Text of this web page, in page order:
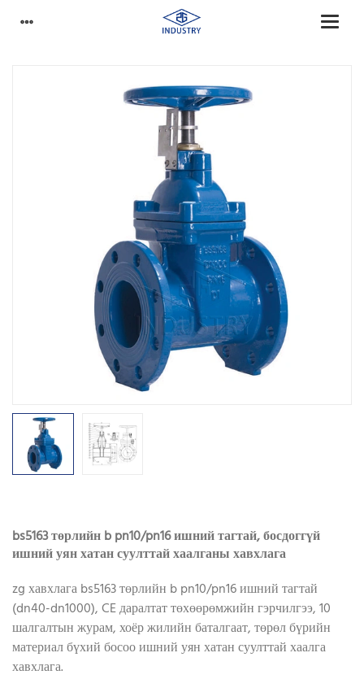
bs5163 төрлийн b pn10/pn16 ишний тагтай, босдоггүй
ишний уян хатан суулттай хаалганы хавхлага
zg хавхлага bs5163 төрлийн b pn10/pn16 ишний тагтай
(dn40-dn1000), CE даралтат төхөөрөмжийн гэрчилгээ, 10
шалгалтын журам, хоёр жилийн баталгаат, төрөл бүрийн
материал бүхий босоо ишний уян хатан суулттай хаалга
хавхлага.